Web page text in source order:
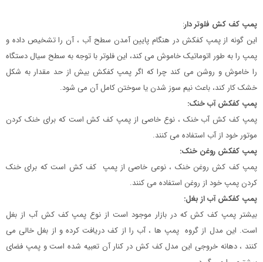
پمپ کف کش فلوتر دار:
این گونه از پمپ کفکش در هنگام پایین آمدن سطح آب ، آن را تشخیص داده و
پمپ را به طور اتوماتیک خاموش می کند، این فلوتر با توجه به سطح سیال دستگاه
را خاموش و روشن می کند چرا که اگر پمپ کفکش بیش از حد مقدار به شکل
خشک کار کند، باعث نیم سوز شدن یا سوختن کامل آن می شود.
پمپ کفکش آب خنک:
پمپ کف کش آب خنک ، نوع خاصی از پمپ کف کش است که برای خنک کردن
موتور خود از آب استفاده می کنند.
پمپ کفکش روغن خنک:
پمپ کف کش روغن خنک ، نوعی خاصی از پمپ کف کش است که برای خنک
کردن پمپ خود از روغن استفاده می کنند.
پمپ کفکش آب از بغل:
بیشتر پمپ کف کش که در بازار موجود است از نوع پمپ کف کش آب از بغل
است. این مدل از گروه پمپ ها ، آب را از کف دریافت کرده و از بغل خالی می
کنند ، دهانه خروجی این مدل کف کش در کنار آن تعبیه شده است و پمپ فضای